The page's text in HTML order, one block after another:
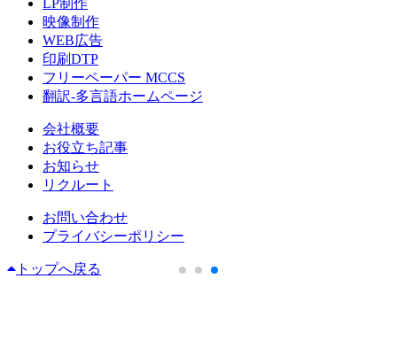
映像制作
WEB広告
印刷DTP
フリーペーパー MCCS
翻訳-多言語ホームページ
会社概要
お役立ち記事
お知らせ
リクルート
お問い合わせ
プライバシーポリシー
トップへ戻る